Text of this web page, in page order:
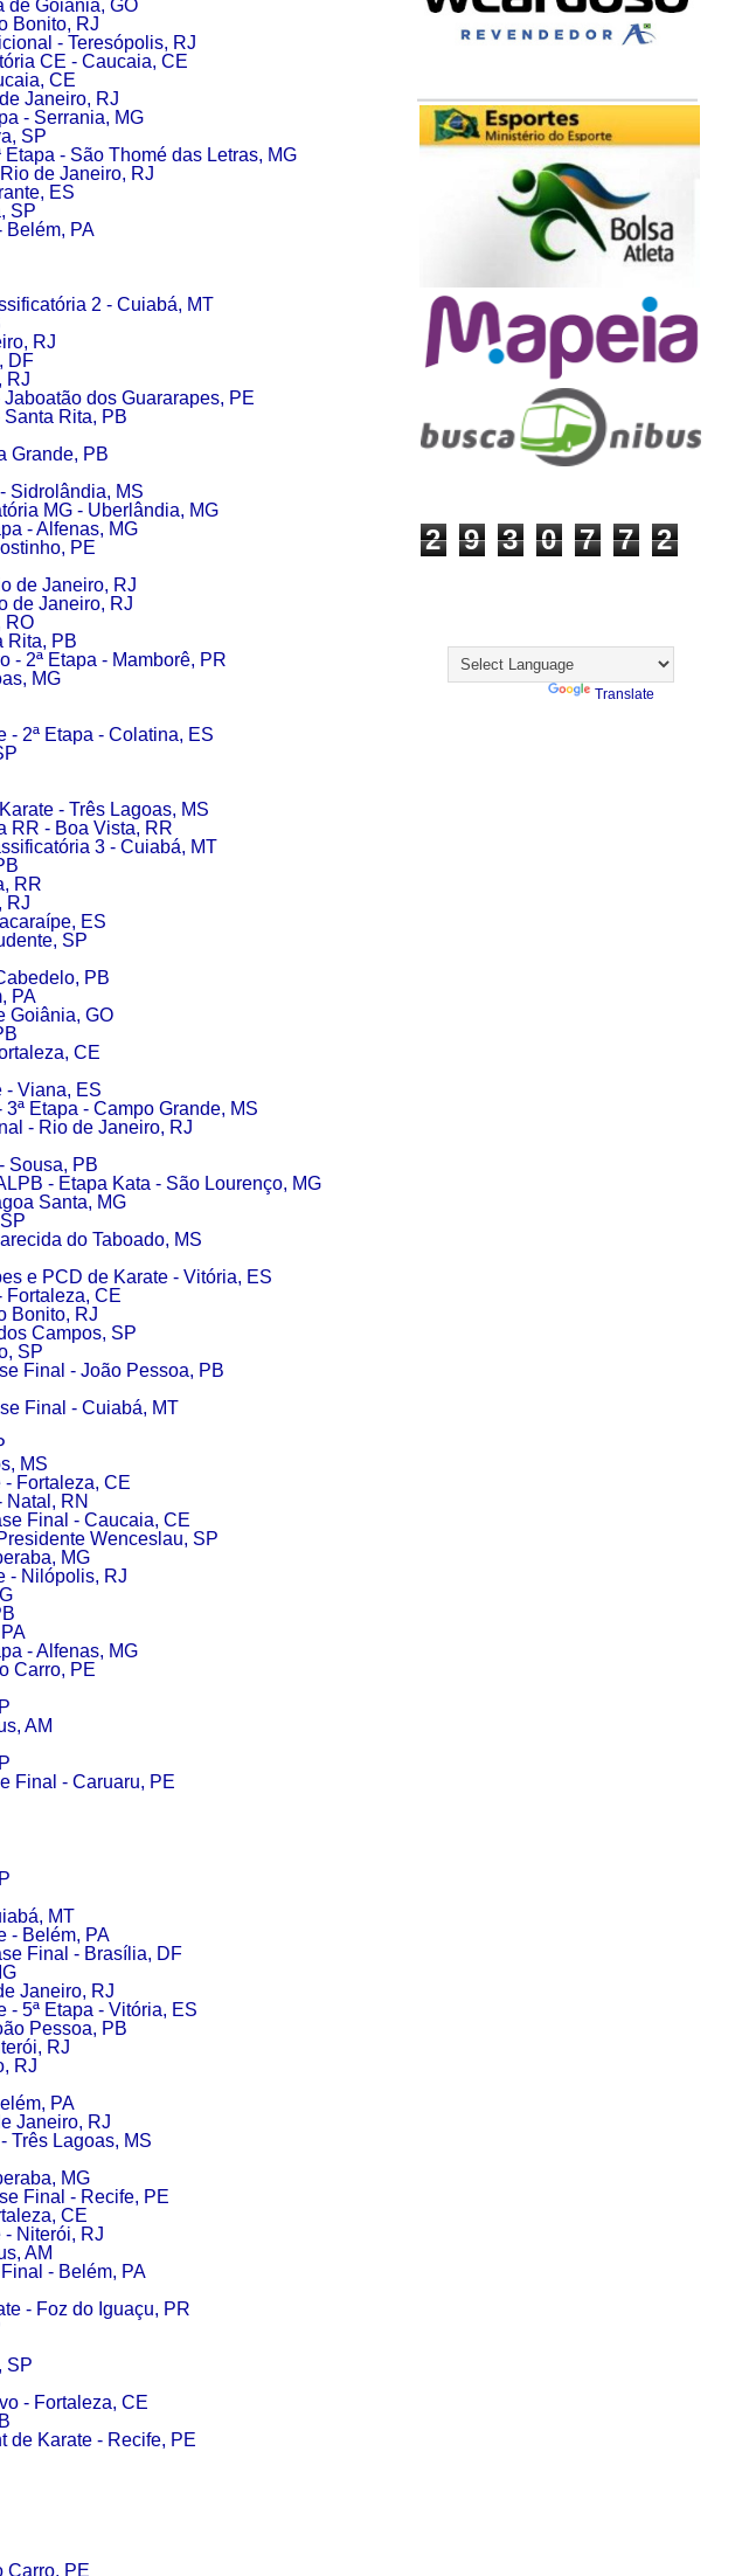
2 9 3 0 7 7 2
Translate
de Goiânia, GO
Bonito, RJ
- Teresópolis, RJ
CE - Caucaia, CE
CE
Janeiro, RJ
- Serrania, MG
SP
- São Thomé das Letras, MG
de Janeiro, RJ
ES
SP
Belém, PA
2 - Cuiabá, MT
RJ
DF
RJ
dos Guararapes, PE
Rita, PB
Grande, PB
Sidrolândia, MS
MG - Uberlândia, MG
- Alfenas, MG
PE
de Janeiro, RJ
de Janeiro, RJ
RO
Rita, PB
- 2ª Etapa - Mamborê, PR
MG
- 2ª Etapa - Colatina, ES
- Três Lagoas, MS
RR - Boa Vista, RR
3 - Cuiabá, MT
RR
RJ
ES
SP
PB
PA
Goiânia, GO
CE
- Viana, ES
Etapa - Campo Grande, MS
- Rio de Janeiro, RJ
Sousa, PB
- Etapa Kata - São Lourenço, MG
Santa, MG
do Taboado, MS
e PCD de Karate - Vitória, ES
Fortaleza, CE
Bonito, RJ
Campos, SP
SP
Final - João Pessoa, PB
Final - Cuiabá, MT
MS
Fortaleza, CE
Natal, RN
Final - Caucaia, CE
Wenceslau, SP
MG
- Nilópolis, RJ
- Alfenas, MG
Carro, PE
AM
Final - Caruaru, PE
MT
- Belém, PA
Final - Brasília, DF
Janeiro, RJ
- 5ª Etapa - Vitória, ES
Pessoa, PB
RJ
RJ
PA
Janeiro, RJ
Três Lagoas, MS
MG
Final - Recife, PE
CE
Niterói, RJ
AM
- Belém, PA
- Foz do Iguaçu, PR
SP
- Fortaleza, CE
de Karate - Recife, PE
Carro, PE